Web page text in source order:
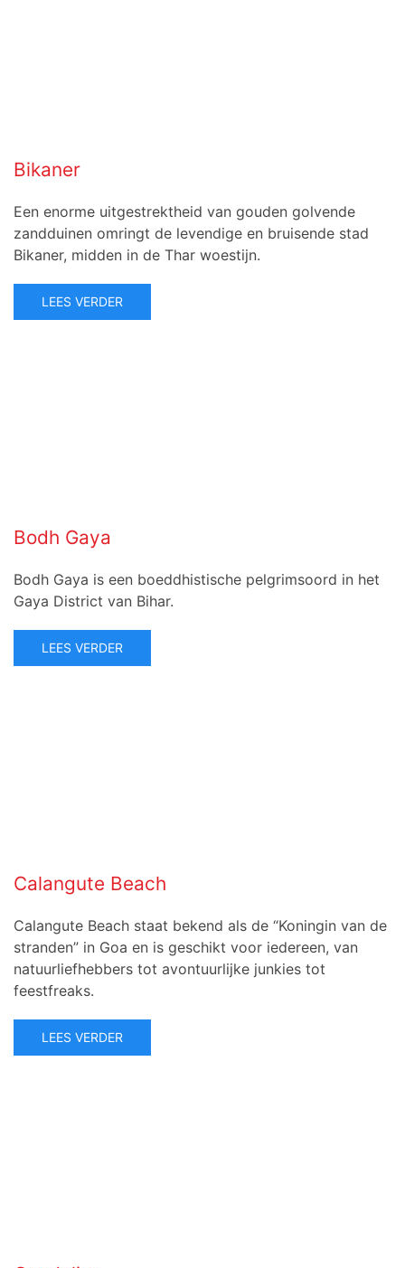
Bikaner
Een enorme uitgestrektheid van gouden golvende
zandduinen omringt de levendige en bruisende stad
Bikaner, midden in de Thar woestijn.
LEES VERDER
Bodh Gaya
Bodh Gaya is een boeddhistische pelgrimsoord in het
Gaya District van Bihar.
LEES VERDER
Calangute Beach
Calangute Beach staat bekend als de “Koningin van de
stranden” in Goa en is geschikt voor iedereen, van
natuurliefhebbers tot avontuurlijke junkies tot
feestfreaks.
LEES VERDER